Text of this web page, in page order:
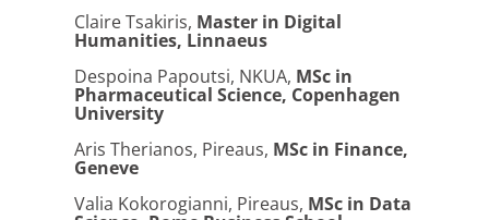
Claire Tsakiris, Master in Digital
Humanities, Linnaeus
Despoina Papoutsi, NKUA, MSc in
Pharmaceutical Science, Copenhagen
University
Aris Therianos, Pireaus, MSc in Finance,
Geneve
Valia Kokorogianni, Pireaus, MSc in Data